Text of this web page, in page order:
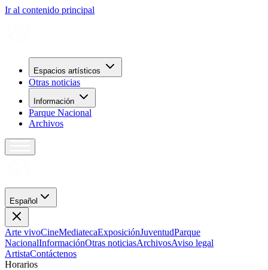
Ir al contenido principal
Espacios artísticos
Otras noticias
Información
Parque Nacional
Archivos
Español
Arte vivoCineMediatecaExposiciónJuventudParque
NacionalInformaciónOtras noticiasArchivosAviso legal
ArtistaContáctenos
Horarios